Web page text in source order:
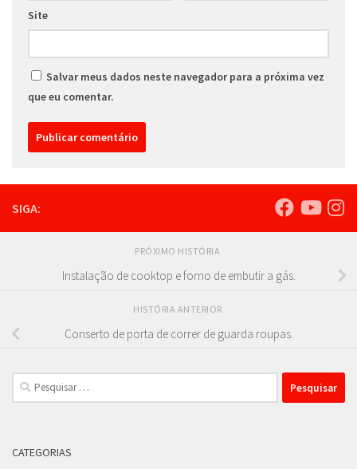
Site
Salvar meus dados neste navegador para a próxima vez
que eu comentar.
SIGA:
PRÓXIMO HISTÓRIA
Instalação de cooktop e forno de embutir a gás.
HISTÓRIA ANTERIOR
Conserto de porta de correr de guarda roupas.
Pesquisar
por:
CATEGORIAS